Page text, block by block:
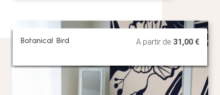
Botanical Bird A partir de 31,00 €